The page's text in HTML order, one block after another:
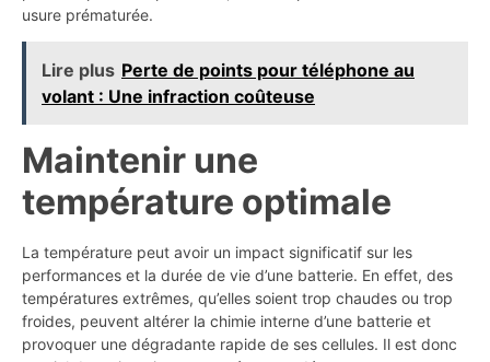
usure prématurée.
Lire plus Perte de points pour téléphone au
volant : Une infraction coûteuse
Maintenir une
température optimale
La température peut avoir un impact significatif sur les
performances et la durée de vie d’une batterie. En effet, des
températures extrêmes, qu’elles soient trop chaudes ou trop
froides, peuvent altérer la chimie interne d’une batterie et
provoquer une dégradante rapide de ses cellules. Il est donc